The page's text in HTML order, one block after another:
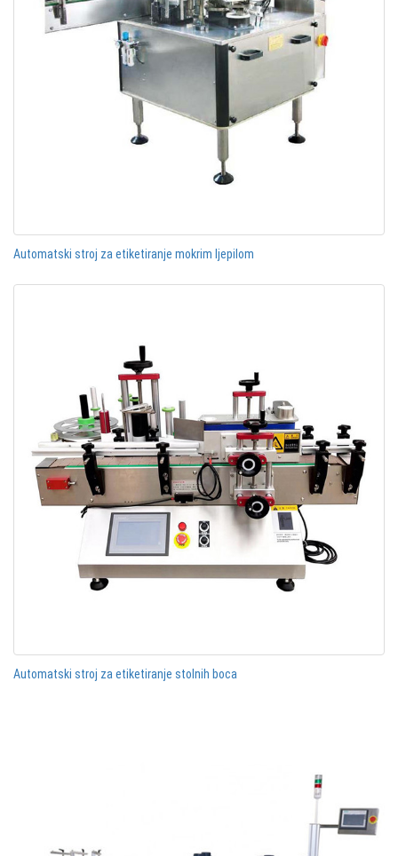
Automatski stroj za etiketiranje mokrim ljepilom
Automatski stroj za etiketiranje stolnih boca